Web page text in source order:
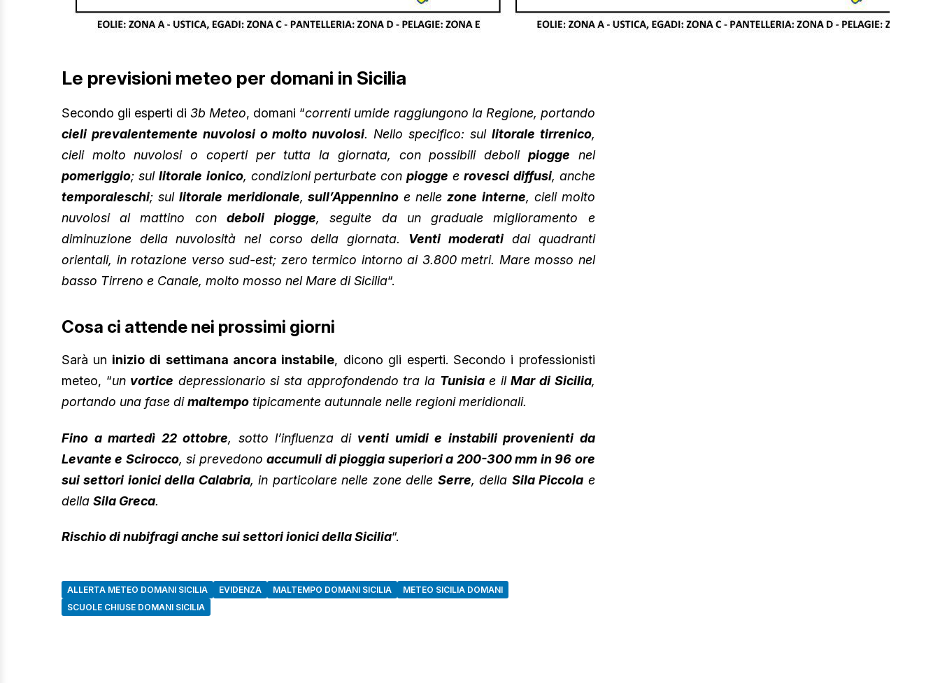
Le previsioni meteo per domani in Sicilia
Secondo gli esperti di 3b Meteo, domani “correnti umide raggiungono la Regione, portando
cieli prevalentemente nuvolosi o molto nuvolosi. Nello specifico: sul litorale tirrenico,
cieli molto nuvolosi o coperti per tutta la giornata, con possibili deboli piogge nel
pomeriggio; sul litorale ionico, condizioni perturbate conpiogge e rovesci diffusi, anche
temporaleschi; sul litorale meridionale,sull’Appennino e nellezone interne, cieli molto
nuvolosi al mattino con deboli piogge, seguite da un graduale miglioramento e
diminuzione della nuvolosità nel corso della giornata. Venti moderati dai quadranti
orientali, in rotazione verso sud-est; zero termico intorno ai 3.800 metri. Mare mosso nel
basso Tirreno e Canale, molto mosso nel Mare di Sicilia“.
Cosa ci attende nei prossimi giorni
Sarà un inizio di settimana ancora instabile, dicono gli esperti. Secondo i professionisti
meteo, “un vortice depressionario si sta approfondendo tra la Tunisiae ilMar di Sicilia,
portando una fase dimaltempo tipicamente autunnale nelle regioni meridionali.
Fino a martedì 22 ottobre, sotto l’influenza di venti umidi e instabili provenienti da
Levante e Scirocco, si prevedonoaccumuli di pioggia superiori a 200-300 mm in 96 ore
sui settori ionici della Calabria, in particolare nelle zone delle Serre, della Sila Piccola e
della Sila Greca.
Rischio di nubifragi anche sui settori ionici della Sicilia“.
ALLERTA METEO DOMANI SICILIA EVIDENZA MALTEMPO DOMANI SICILIA
METEO SICILIA DOMANI
SCUOLE CHIUSE DOMANI SICILIA